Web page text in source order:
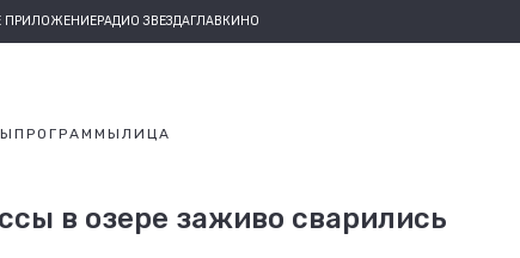
ПРИЛОЖЕНИЕРАДИО ЗВЕЗДАГЛАВКИНО
ПРОГРАММЫ ЛИЦА
в озере заживо сварились